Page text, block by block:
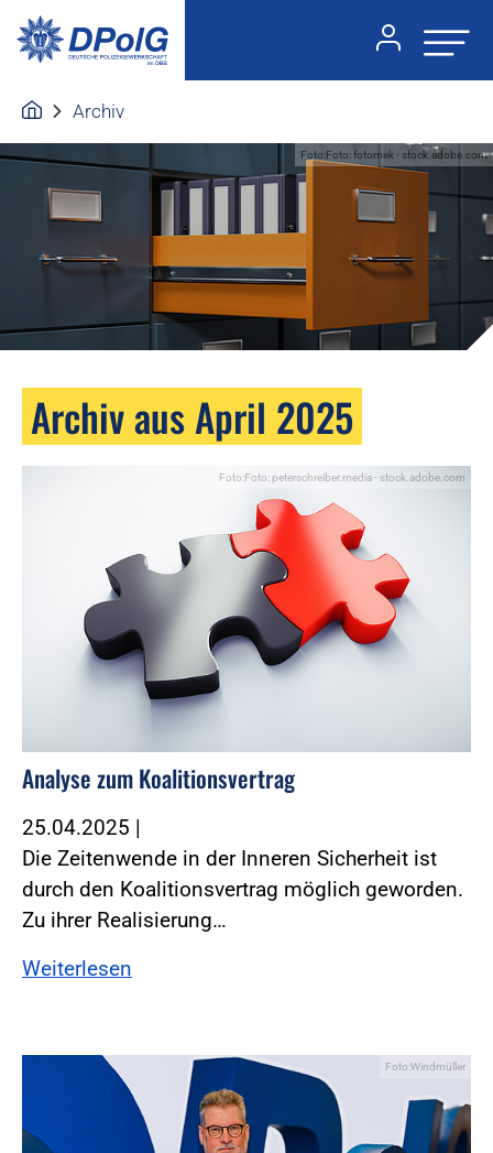
Archiv
Foto:Foto: fotomek - stock.adobe.com
Archiv aus April 2025
Foto:Foto: peterschreiber.media - stock.adobe.com
Analyse zum Koalitionsvertrag
25.04.2025 |
Die Zeitenwende in der Inneren Sicherheit ist
durch den Koalitionsvertrag möglich geworden.
Zu ihrer Realisierung…
Weiterlesen
Foto:Windmüller